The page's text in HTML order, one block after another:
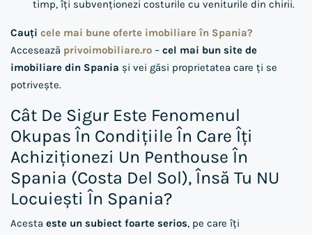
timp, îți subvenționezi costurile cu veniturile din chirii.
Cauți cele mai bune oferte imobiliare în Spania?
Accesează privoimobiliare.ro – cel mai bun site de
imobiliare din Spania și vei găsi proprietatea care ți se
potrivește.
Cât De Sigur Este Fenomenul
Okupas În Condițiile În Care Îți
Achiziționezi Un Penthouse În
Spania (Costa Del Sol), Însă Tu NU
Locuiești În Spania?
Acesta este un subiect foarte serios, pe care îți